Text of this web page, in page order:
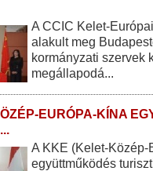
A CCIC Kelet-
alakult meg
kormányzati szervek
megállapodá...
EURÓPA-KÍNA
A KKE (Kelet-Közép-
együttműködés